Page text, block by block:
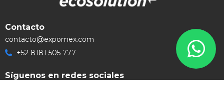
Contacto
contacto@expomex.com
+52 8181 505 777
Síguenos en redes sociales